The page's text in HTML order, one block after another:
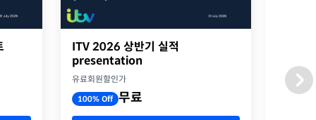
ITV 2026 상반기 실적
presentation
유료회원할인가
100% Off 무료
유료회원